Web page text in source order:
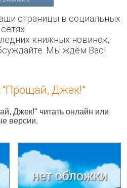
страницы в социальных
сетях.
книжных новинок,
Мы ждём Вас!
"Прощай, Джек!"
Джек!" читать онлайн или
версии.